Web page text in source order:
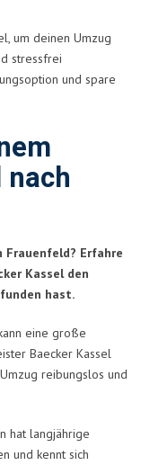
um deinen Umzug
stressfrei
und spare
nach
Frauenfeld? Erfahre
Kassel den
hast.
eine große
Baecker Kassel
reibungslos und
hat langjährige
und kennt sich